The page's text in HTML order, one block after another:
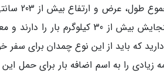
چمدان هایی با
های خیلی عظیم قرار می گیرند. این چمدان ها
که باید از این نوع چمدان برای سفر
را به اسم اضافه بار برای حمل